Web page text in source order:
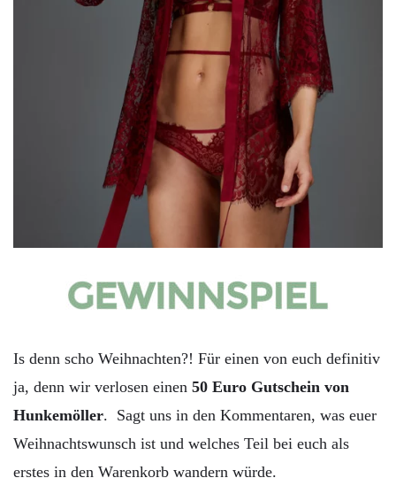
Is denn scho Weihnachten?! Für einen von euch definitiv
ja, denn wir verlosen einen 50 Euro Gutschein von
Hunkemöller. Sagt uns in den Kommentaren, was euer
Weihnachtswunsch ist und welches Teil bei euch als
erstes in den Warenkorb wandern würde.